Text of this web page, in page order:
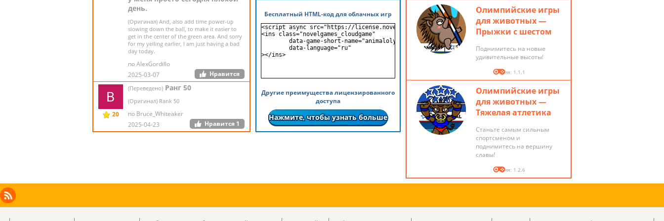
день.
(Оригинал) And, also add time power-up
slowing down the ball, to make it easier to
get in the center of the green area. And sorry
for my yelling earlier, I am just having a bad
day today.
по AlexGordillo
2025-03-07
Нравится
20
(Переведено) Ранг 50
(Оригинал) Rank 50
по Bruce_Whiteaker
2025-04-23
Нравится 1
Бесплатный HTML-код для облачных игр
<script async src="https://license.novelgames.com/games/game.js"></script>
<ins class="novelgames_cloudgame"
></ins>
Другие преимущества лицензированного
доступа
Нажмите, чтобы узнать больше
Олимпийские игры
для животных —
Прыжки с шестом
Поднимитесь на новые
удивительные высоты!
Версия: 1.1.1
Олимпийские игры
для животных —
Тяжелая атлетика
Станьте самым сильным
спортсменом и
поднимитесь на вершину
славы!
Версия: 1.2.6
Facebook
Instagram
X
LinkedIn
RSS